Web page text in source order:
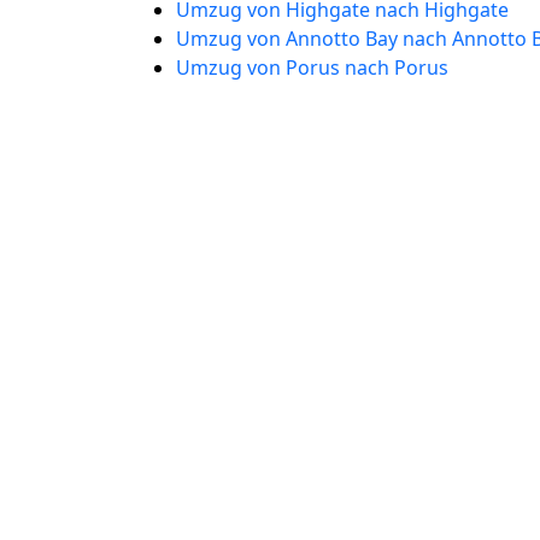
Umzug von Highgate nach Highgate
Umzug von Annotto Bay nach Annotto
Umzug von Porus nach Porus